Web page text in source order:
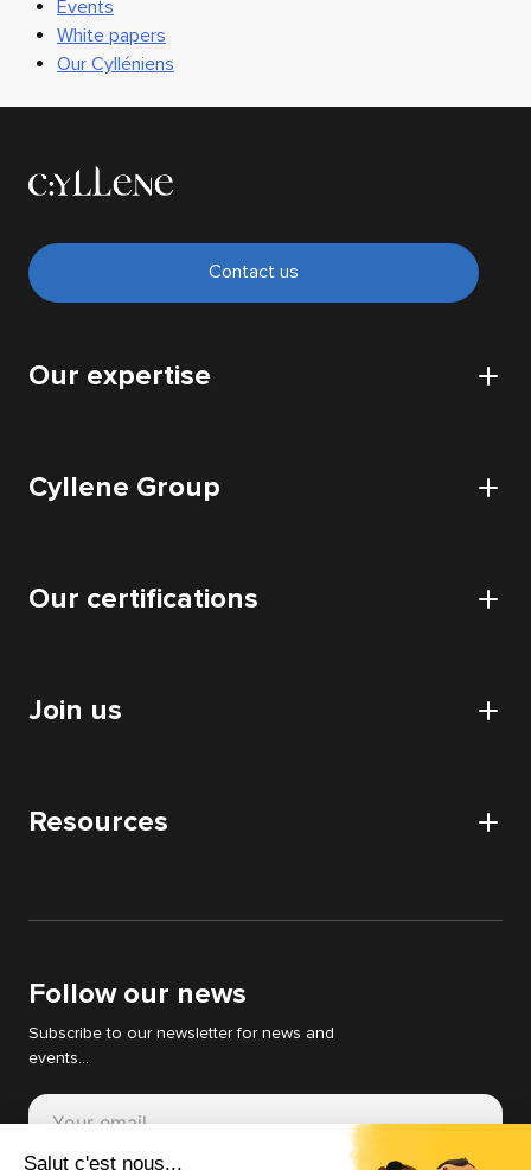
Events
White papers
Our Cylléniens
Contact us
Our expertise
Cloud
Audits
DATA audit
Cyllene Group
Our offices
Our certifications
HDS certification
Join us
Apply
Resources
Support Cyllene
Follow our news
Subscribe to our newsletter for news and
events...